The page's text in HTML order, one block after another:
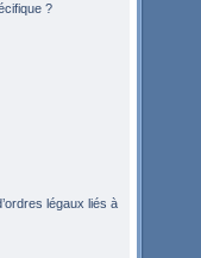
?
légaux liés à